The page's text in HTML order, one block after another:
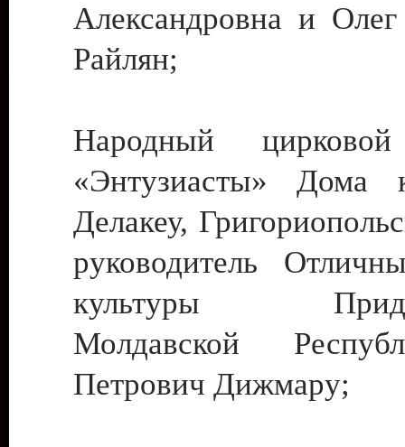
Александровна и
Райлян;
Народный цирковой
«Энтузиасты» Дома
Делакеу,
руководитель
культуры
Молдавской
Петрович Дижмару;